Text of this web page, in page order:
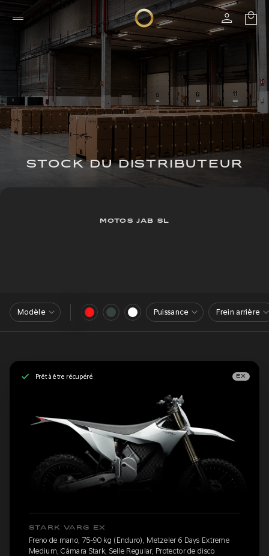
STOCK DU DISTRIBUTEUR
MOTOS JAB SL
Modèle Puissance Frein arrière
Prêt à être récupéré EX
STARK VARG EX
Freno de mano, 75-90 kg (Enduro), Metzeler 6 Days Extreme
Medium, Cámara Stark, Selle Regular, Protector de disco